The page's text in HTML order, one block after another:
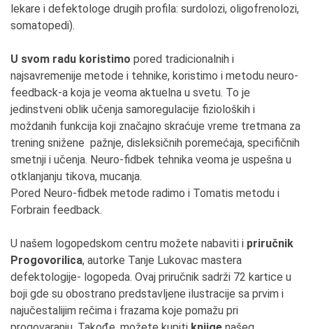
lekare i defektologe drugih profila: surdolozi, oligofrenolozi,
somatopedi).
U svom radu koristimo pored tradicionalnih i
najsavremenije metode i tehnike, koristimo i metodu neuro-
feedback-a koja je veoma aktuelna u svetu. To je
jedinstveni oblik učenja samoregulacije fizioloških i
moždanih funkcija koji značajno skraćuje vreme tretmana za
trening snižene pažnje, disleksičnih poremećaja, specifičnih
smetnji i učenja. Neuro-fidbek tehnika veoma je uspešna u
otklanjanju tikova, mucanja.
Pored Neuro-fidbek metode radimo i Tomatis metodu i
Forbrain feedback.
U našem logopedskom centru možete nabaviti i priručnik
Progovorilica, autorke Tanje Lukovac mastera
defektologije- logopeda. Ovaj priručnik sadrži 72 kartice u
boji gde su obostrano predstavljene ilustracije sa prvim i
najučestalijim rečima i frazama koje pomažu pri